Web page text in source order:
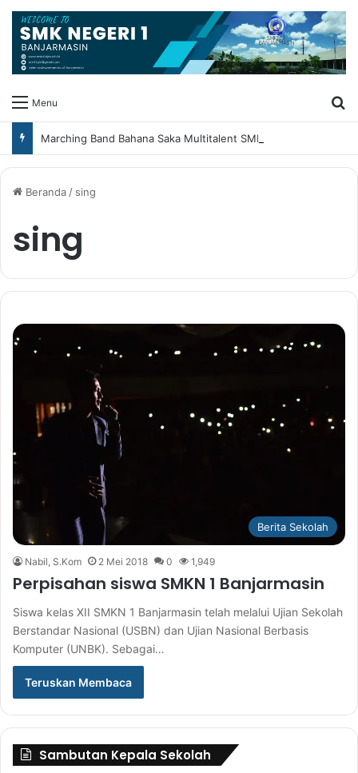
Menu
Beranda/ sing
sing
Berita Sekolah
Nabil, S.Kom 2 Mei 2018 0 1,949
Perpisahan siswa SMKN 1 Banjarmasin
Siswa kelas XII SMKN 1 Banjarmasin telah melalui Ujian Sekolah
Berstandar Nasional (USBN) dan Ujian Nasional Berbasis
Komputer (UNBK). Sebagai…
Teruskan Membaca
Sambutan Kepala Sekolah